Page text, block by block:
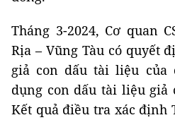
Tháng 3-2024, Cơ quan
Rịa – Vũng Tàu có quyết
giả con dấu tài liệu của
dụng con dấu tài liệu giả
Kết quả điều tra xác định